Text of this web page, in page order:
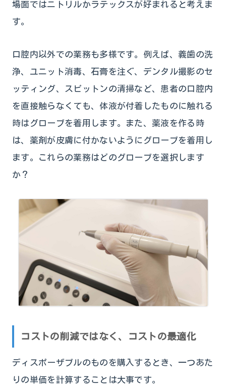
場面ではニトリルかラテックスが好まれると考えま
す。
口腔内以外での業務も多様です。例えば、義歯の洗
浄、ユニット消毒、石膏を注ぐ、デンタル撮影のセ
ッティング、スピットンの清掃など、患者の口腔内
を直接触らなくても、体液が付着したものに触れる
時はグローブを着用します。また、薬液を作る時
は、薬剤が皮膚に付かないようにグローブを着用し
ます。これらの業務はどのグローブを選択します
か？
コストの削減ではなく、コストの最適化
ディスポーザブルのものを購入するとき、一つあた
りの単価を計算することは大事です。